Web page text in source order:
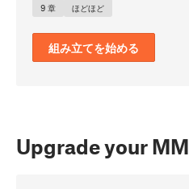
9 章 ほどほど
組み立てを始める
Upgrade your